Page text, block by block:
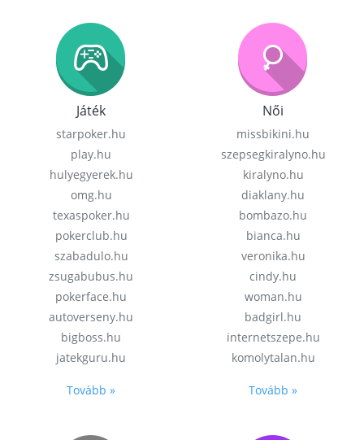
Játék
starpoker.hu
play.hu
hulyegyerek.hu
omg.hu
texaspoker.hu
pokerclub.hu
szabadulo.hu
zsugabubus.hu
pokerface.hu
autoverseny.hu
bigboss.hu
jatekguru.hu
Tovább »
Női
missbikini.hu
szepsegkiralyno.hu
kiralyno.hu
diaklany.hu
bombazo.hu
bianca.hu
veronika.hu
cindy.hu
woman.hu
badgirl.hu
internetszepe.hu
komolytalan.hu
Tovább »